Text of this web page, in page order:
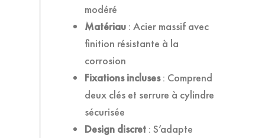
modéré
Matériau: Acier massif avec
finition résistante à la
corrosion
Fixations incluses: Comprend
deux clés et serrure à cylindre
sécurisée
Design discret: S’adapte